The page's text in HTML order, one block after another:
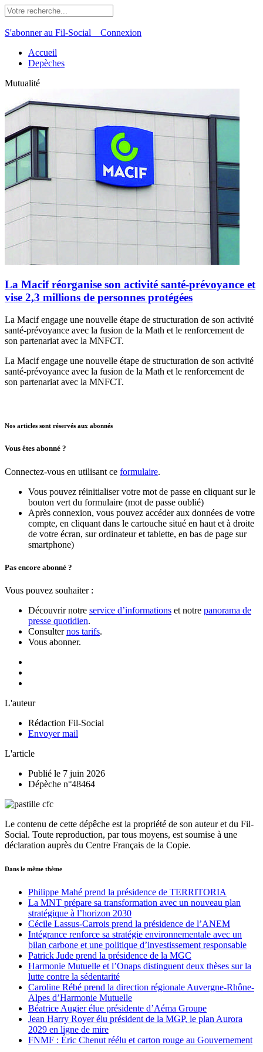
S'abonner au Fil-Social Connexion
Accueil
Depèches
Mutualité
La Macif réorganise son activité santé-prévoyance et
vise 2,3 millions de personnes protégées
La Macif engage une nouvelle étape de structuration de son activité
santé-prévoyance avec la fusion de la Math et le renforcement de
son partenariat avec la MNFCT.
La Macif engage une nouvelle étape de structuration de son activité
santé-prévoyance avec la fusion de la Math et le renforcement de
son partenariat avec la MNFCT.
Nos articles sont réservés aux abonnés
Vous êtes abonné ?
Connectez-vous en utilisant ce formulaire.
Vous pouvez réinitialiser votre mot de passe en cliquant sur le
bouton vert du formulaire (mot de passe oublié)
Après connexion, vous pouvez accéder aux données de votre
compte, en cliquant dans le cartouche situé en haut et à droite
de votre écran, sur ordinateur et tablette, en bas de page sur
smartphone)
Pas encore abonné ?
Vous pouvez souhaiter :
Découvrir notre service d’informations et notre panorama de
presse quotidien.
Consulternos tarifs.
Vous abonner.
L'auteur
Rédaction Fil-Social
Envoyer mail
L'article
Publié le 7 juin 2026
Dépèche n°48464
Le contenu de cette dépêche est la propriété de son auteur et du Fil-
Social. Toute reproduction, par tous moyens, est soumise à une
déclaration auprès du Centre Français de la Copie.
Dans le même thème
Philippe Mahé prend la présidence de TERRITORIA
La MNT prépare sa transformation avec un nouveau plan
stratégique à l’horizon 2030
Cécile Lassus-Carrois prend la présidence de l’ANEM
Intégrance renforce sa stratégie environnementale avec un
bilan carbone et une politique d’investissement responsable
Patrick Jude prend la présidence de la MGC
Harmonie Mutuelle et l’Onaps distinguent deux thèses sur la
lutte contre la sédentarité
Caroline Rébé prend la direction régionale Auvergne-Rhône-
Alpes d’Harmonie Mutuelle
Béatrice Augier élue présidente d’Aéma Groupe
Jean Harry Royer élu président de la MGP, le plan Aurora
2029 en ligne de mire
FNMF : Éric Chenut réélu et carton rouge au Gouvernement